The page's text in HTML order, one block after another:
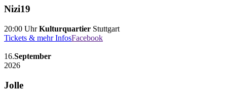
Nizi19
20:00 UhrKulturquartier Stuttgart
Tickets & mehr InfosFacebook
16.September
2026
Jolle